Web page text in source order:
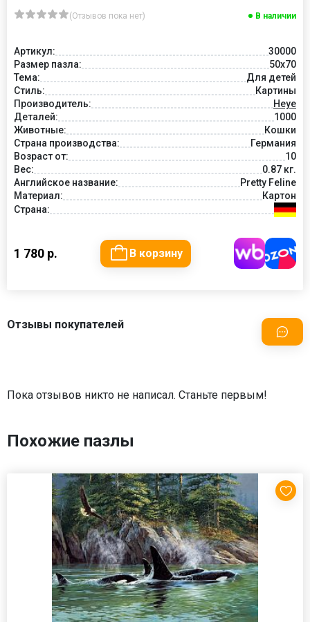
(Отзывов пока нет) В наличии
Артикул:
30000
Размер пазла:
50x70
Тема:
Для детей
Стиль:
Картины
Производитель:
Heye
Деталей:
1000
Животные:
Кошки
Страна производства:
Германия
Возраст от:
10
Вес:
0.87 кг.
Английское название:
Pretty Feline
Материал:
Картон
Страна:
1 780 р. В корзину
Отзывы покупателей
Пока отзывов никто не написал. Станьте первым!
Похожие пазлы